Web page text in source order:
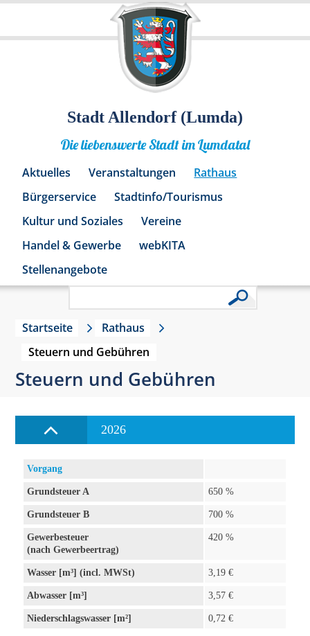
Stadt Allendorf (Lumda)
Die liebenswerte Stadt im Lumdatal
Aktuelles Veranstaltungen
Rathaus
Bürgerservice
Stadtinfo/Tourismus
Kultur und Soziales
Vereine
Handel & Gewerbe
webKITA
Stellenangebote
Startseite
Rathaus
Steuern und Gebühren
Steuern und Gebühren
2026
Vorgang
Grundsteuer A 650 %
Grundsteuer B 700 %
Gewerbesteuer
(nach Gewerbeertrag)
420 %
Wasser [m³] (incl. MWSt) 3,19 €
Abwasser [m³] 3,57 €
Niederschlagswasser [m²] 0,72 €